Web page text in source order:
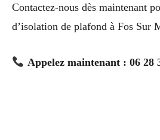
Contactez-nous dès maintenant
d’isolation de plafond à Fos Sur
Appelez maintenant : 06 28